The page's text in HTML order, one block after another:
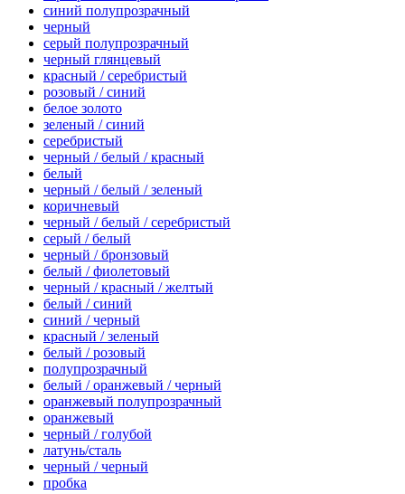
синий полупрозрачный
черный
серый полупрозрачный
черный глянцевый
красный / серебристый
розовый / синий
белое золото
зеленый / синий
серебристый
черный / белый / красный
белый
черный / белый / зеленый
коричневый
черный / белый / серебристый
серый / белый
черный / бронзовый
белый / фиолетовый
черный / красный / желтый
белый / синий
синий / черный
красный / зеленый
белый / розовый
полупрозрачный
белый / оранжевый / черный
оранжевый полупрозрачный
оранжевый
черный / голубой
латунь/сталь
черный / черный
пробка